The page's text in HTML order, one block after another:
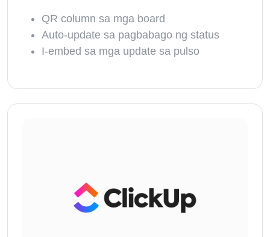
QR column sa mga board
Auto-update sa pagbabago ng status
I-embed sa mga update sa pulso